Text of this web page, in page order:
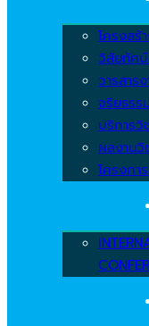
โครงสร้
วิสัยทัศ
วารสาร
จริยธรร
บริการวิ
ผลงานวิ
โครงก